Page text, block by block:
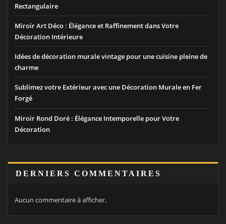
Rectangulaire
Miroir Art Déco : Élégance et Raffinement dans Votre
Décoration Intérieure
Idées de décoration murale vintage pour une cuisine pleine de
charme
Sublimez votre Extérieur avec une Décoration Murale en Fer
Forgé
Miroir Rond Doré : Élégance Intemporelle pour Votre
Décoration
DERNIERS COMMENTAIRES
Aucun commentaire à afficher.